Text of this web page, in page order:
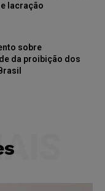
lacração
sobre
da proibição dos